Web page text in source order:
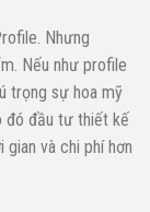
Nhưng
Nếu như profile
trọng sự hoa mỹ
đó đầu tư thiết kế
và chi phí hơn